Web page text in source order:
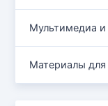
Мультимедиа и
Материалы для